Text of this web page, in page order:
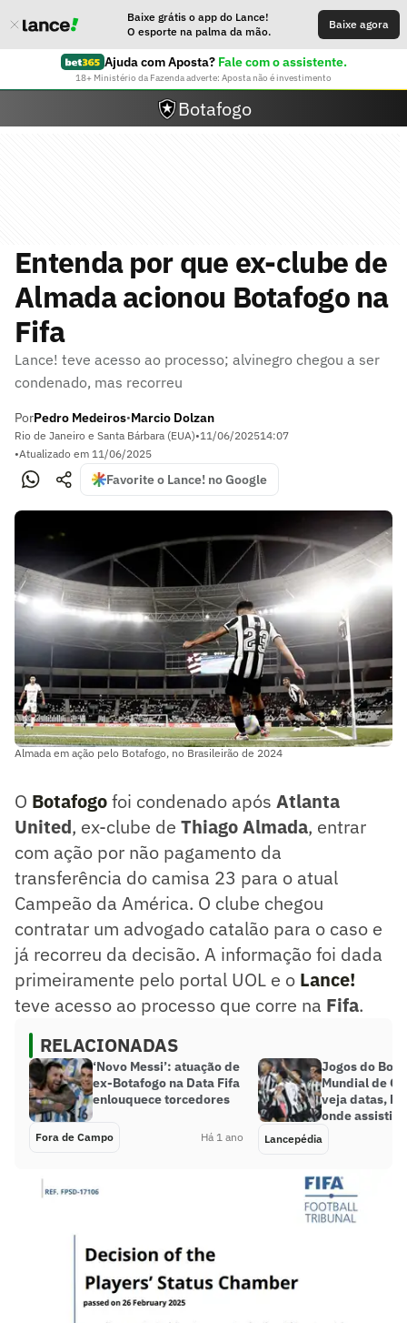
Baixe grátis o app do Lance!
O esporte na palma da mão.
Baixe agora
Ajuda com Aposta? Fale com o assistente.
18+ Ministério da Fazenda adverte: Aposta não é investimento
Botafogo
Entenda por que ex-clube de
Almada acionou Botafogo na
Fifa
Lance! teve acesso ao processo; alvinegro chegou a ser
condenado, mas recorreu
PorPedro Medeiros•Marcio Dolzan
Rio de Janeiro e Santa Bárbara (EUA)•11/06/202514:07
•Atualizado em 11/06/2025
Favorite o Lance! no Google
Almada em ação pelo Botafogo, no Brasileirão de 2024
O Botafogofoi condenado após Atlanta
United, ex-clube de Thiago Almada, entrar
com ação por não pagamento da
transferência do camisa 23 para o atual
Campeão da América. O clube chegou
contratar um advogado catalão para o caso e
já recorreu da decisão. A informação foi dada
primeiramente pelo portal UOL e o Lance!
teve acesso ao processo que corre na Fifa.
RELACIONADAS
‘Novo Messi’: atuação de
ex-Botafogo na Data Fifa
enlouquece torcedores
Fora de Campo Há 1 ano
Jogos do
Mundial de
veja datas,
onde assistir
Lancepédia